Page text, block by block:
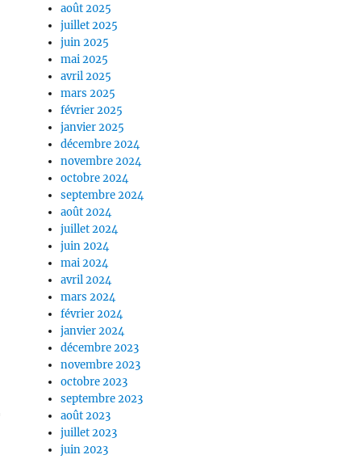
août 2025
juillet 2025
juin 2025
mai 2025
avril 2025
mars 2025
février 2025
janvier 2025
décembre 2024
novembre 2024
octobre 2024
septembre 2024
août 2024
juillet 2024
juin 2024
mai 2024
avril 2024
mars 2024
février 2024
janvier 2024
décembre 2023
novembre 2023
octobre 2023
septembre 2023
août 2023
juillet 2023
juin 2023